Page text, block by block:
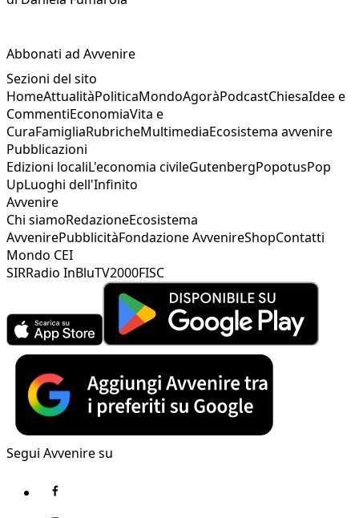
Abbonati ad Avvenire
Sezioni del sito
HomeAttualitàPoliticaMondoAgoràPodcastChiesaIdee e
CommentiEconomiaVita e
CuraFamigliaRubricheMultimediaEcosistema avvenire
Pubblicazioni
Edizioni localiL'economia civileGutenbergPopotusPop
UpLuoghi dell'Infinito
Avvenire
Chi siamoRedazioneEcosistema
AvvenirePubblicitàFondazione AvvenireShopContatti
Mondo CEI
SIRRadio InBluTV2000FISC
Segui Avvenire su